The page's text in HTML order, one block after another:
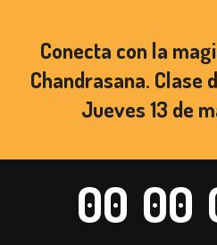
Conecta con la
Chandrasana. Clase
Jueves 13 de
00 00